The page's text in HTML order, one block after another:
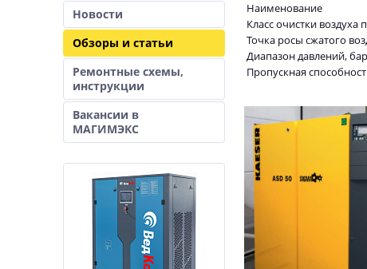
Новости
Обзоры и статьи
Ремонтные схемы,
инструкции
Вакансии в
МАГИМЭКС
Наименование
Класс очистки воздуха
Точка росы сжатого
Диапазон давлений, бар
Пропускная